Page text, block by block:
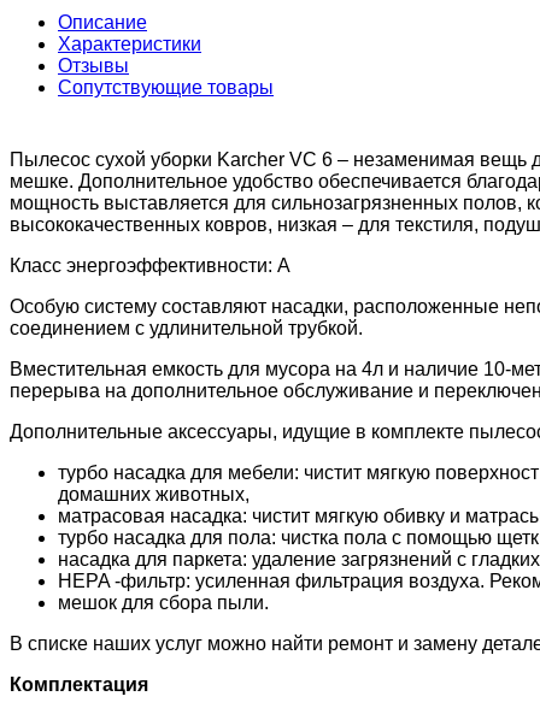
Описание
Характеристики
Отзывы
Сопутствующие товары
Пылесос сухой уборки Karcher VC 6 – незаменимая
мешке. Дополнительное удобство обеспечивается
мощность выставляется для сильнозагрязненных полов,
высококачественных ковров, низкая – для текстиля,
Класс энергоэффективности: А
Особую систему составляют насадки, расположенные
соединением с удлинительной трубкой.
Вместительная емкость для мусора на 4л и наличие 10-
перерыва на дополнительное обслуживание и
Дополнительные аксессуары, идущие в комплекте
турбо насадка для мебели: чистит мягкую
домашних животных,
матрасовая насадка: чистит мягкую обивку и
турбо насадка для пола: чистка пола с помощью
насадка для паркета: удаление загрязнений с
HEPA -фильтр: усиленная фильтрация воздуха.
мешок для сбора пыли.
В списке наших услуг можно найти ремонт и замену
Комплектация